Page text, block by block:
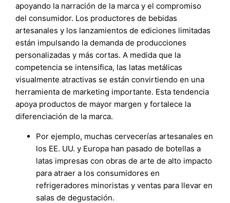
apoyando la narración de la marca y el compromiso
del consumidor. Los productores de bebidas
artesanales y los lanzamientos de ediciones limitadas
están impulsando la demanda de producciones
personalizadas y más cortas. A medida que la
competencia se intensifica, las latas metálicas
visualmente atractivas se están convirtiendo en una
herramienta de marketing importante. Esta tendencia
apoya productos de mayor margen y fortalece la
diferenciación de la marca.
Por ejemplo, muchas cervecerías artesanales en
los EE. UU. y Europa han pasado de botellas a
latas impresas con obras de arte de alto impacto
para atraer a los consumidores en
refrigeradores minoristas y ventas para llevar en
salas de degustación.